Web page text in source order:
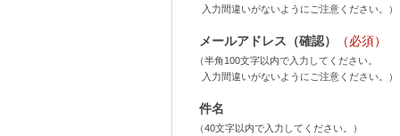
入力間違いがないようにご注意ください。）
メールアドレス（確認） （必須）
（半角100文字以内で入力してください。
入力間違いがないようにご注意ください。）
件名
（40文字以内で入力してください。）